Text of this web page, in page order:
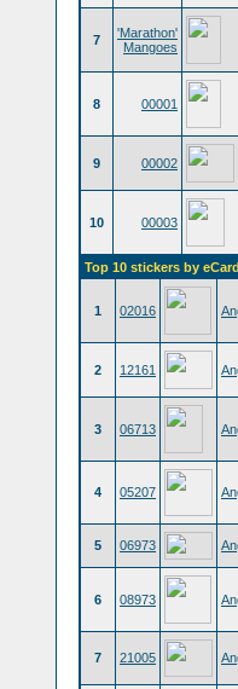
7
'Marathon'
Mangoes
8 00001
9 00002
10 00003
Top 10 stickers by
1 02016
2 12161
3 06713
4 05207
5 06973
6 08973
7 21005